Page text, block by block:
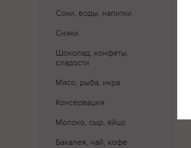
Соки, воды, напитки
Снэки
Шоколад, конфеты,
сладости
Мясо, рыба, икра
Консервация
Молоко, сыр, яйцо
Бакалея, чай, кофе